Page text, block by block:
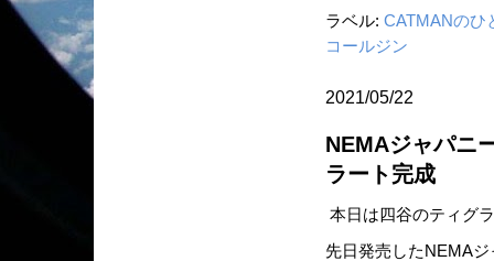
ラベル: CATMANのひ
コールジン
2021/05/22
NEMAジャパニ
ラート完成
本日は四谷のティグ
先日発売したNEMA